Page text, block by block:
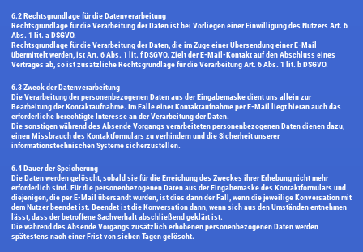
6.2 Rechtsgrundlage für die Datenverarbeitung
Rechtsgrundlage für die Verarbeitung der Daten ist bei Vorliegen einer Einwilligung des Nutzers Art. 6
Abs. 1 lit. a DSGVO.
Rechtsgrundlage für die Verarbeitung der Daten, die im Zuge einer Übersendung einer E-Mail
übermittelt werden, ist Art. 6 Abs. 1 lit. f DSGVO. Zielt der E-Mail-Kontakt auf den Abschluss eines
Vertrages ab, so ist zusätzliche Rechtsgrundlage für die Verarbeitung Art. 6 Abs. 1 lit. b DSGVO.
6.3 Zweck der Datenverarbeitung
Die Verarbeitung der personenbezogenen Daten aus der Eingabemaske dient uns allein zur
Bearbeitung der Kontaktaufnahme. Im Falle einer Kontaktaufnahme per E-Mail liegt hieran auch das
erforderliche berechtigte Interesse an der Verarbeitung der Daten.
Die sonstigen während des Absende Vorgangs verarbeiteten personenbezogenen Daten dienen dazu,
einen Missbrauch des Kontaktformulars zu verhindern und die Sicherheit unserer
informationstechnischen Systeme sicherzustellen.
6.4 Dauer der Speicherung
Die Daten werden gelöscht, sobald sie für die Erreichung des Zweckes ihrer Erhebung nicht mehr
erforderlich sind. Für die personenbezogenen Daten aus der Eingabemaske des Kontaktformulars und
diejenigen, die per E-Mail übersandt wurden, ist dies dann der Fall, wenn die jeweilige Konversation mit
dem Nutzer beendet ist. Beendet ist die Konversation dann, wenn sich aus den Umständen entnehmen
lässt, dass der betroffene Sachverhalt abschließend geklärt ist.
Die während des Absende Vorgangs zusätzlich erhobenen personenbezogenen Daten werden
spätestens nach einer Frist von sieben Tagen gelöscht.